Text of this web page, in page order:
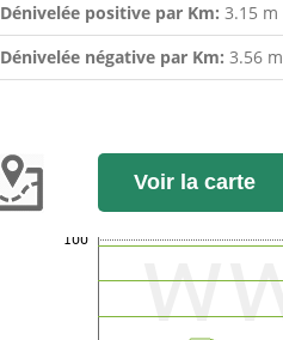
Dénivelée positive par Km: 3.15 m
Dénivelée négative par Km: 3.56 m
Voir la carte